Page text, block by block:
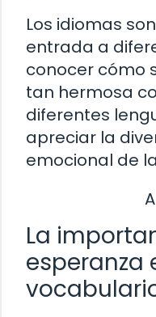
Los idiomas
entrada a
conocer cómo
tan hermosa
diferentes
apreciar la
emocional de
La
esperanza